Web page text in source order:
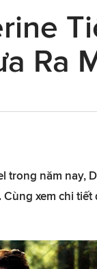
Ra
trong năm nay,
xem chi tiết